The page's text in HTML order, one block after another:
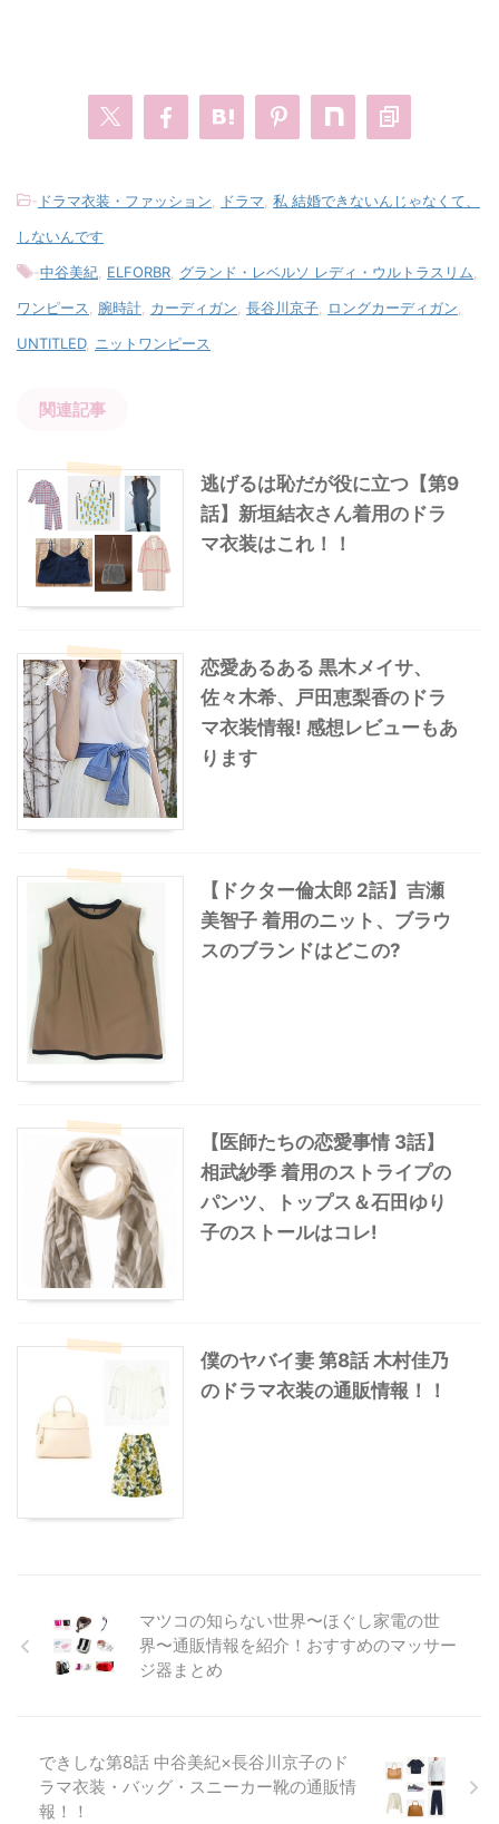
- ドラマ衣装・ファッション ドラマ 私 結婚できないんじゃなくて、
しないんです
-中谷美紀 ELFORBR グランド・レベルソ レディ・ウルトラスリム
ワンピース
腕時計 カーディガン 長谷川京子 ロングカーディガン
UNTITLED, ニットワンピース
関連記事
逃げるは恥だが役に立つ【第9
話】新垣結衣さん着用のドラ
マ衣装はこれ！！
恋愛あるある 黒木メイサ、
佐々木希、戸田恵梨香のドラ
マ衣装情報! 感想レビューもあ
ります
【ドクター倫太郎 2話】吉瀬
美智子 着用のニット、ブラウ
スのブランドはどこの?
【医師たちの恋愛事情 3話】
相武紗季 着用のストライプの
パンツ、トップス＆石田ゆり
子のストールはコレ!
僕のヤバイ妻 第8話 木村佳乃
のドラマ衣装の通販情報！！
マツコの知らない世界〜ほぐし家電の世
界〜通販情報を紹介！おすすめのマッサー
ジ器まとめ
できしな第8話 中谷美紀×長谷川京子のド
ラマ衣装・バッグ・スニーカー靴の通販情
報！！